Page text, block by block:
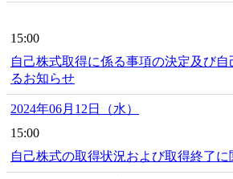
15:00
自己株式取得に係る事項の決定及び
るお知らせ
2024年06月12日（水）
15:00
自己株式の取得状況および取得終了